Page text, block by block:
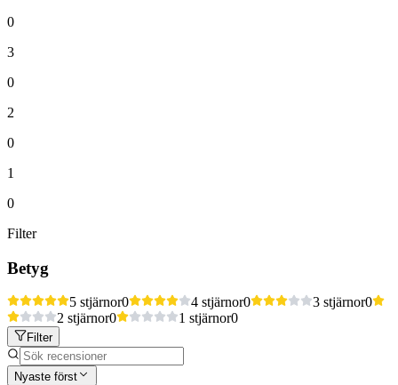
0
3
0
2
0
1
0
Filter
Betyg
5 stjärnor0 4 stjärnor0 3 stjärnor0
2 stjärnor0 1 stjärnor0
Filter
Nyaste först